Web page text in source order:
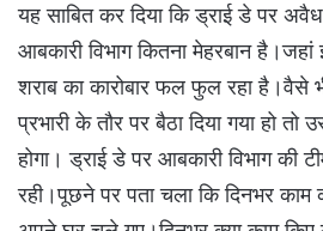
यह साबित कर दिया कि ड्राई डे पर अवैध
आबकारी विभाग कितना मेहरबान
शराब का कारोबार फल फुल रहा है।वैसे
प्रभारी के तौर पर बैठा दिया गया हो तो
होगा। ड्राई डे पर आबकारी विभाग की
रही।पूछने पर पता चला कि दिनभर